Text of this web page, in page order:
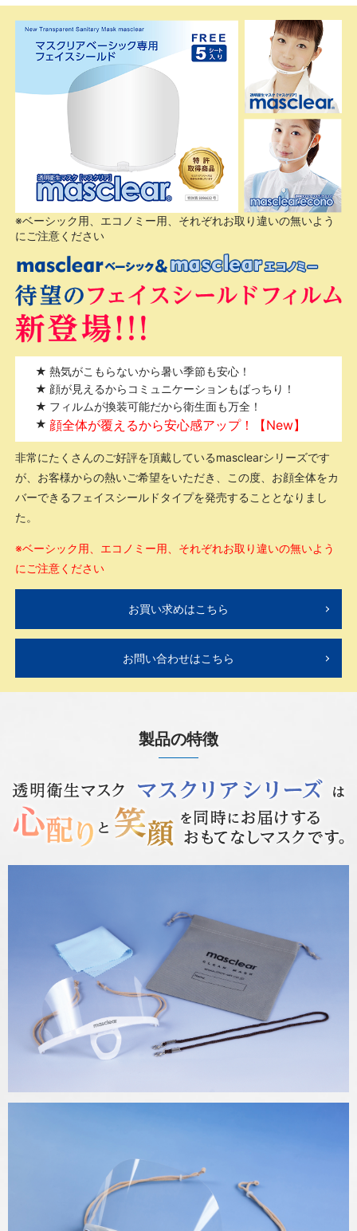
※ベーシック用、エコノミー用、それぞれお取り違いの無いよう
にご注意ください
熱気がこもらないから暑い季節も安心！
顔が見えるからコミュニケーションもばっちり！
フィルムが換装可能だから衛生面も万全！
顔全体が覆えるから安心感アップ！【New】
非常にたくさんのご好評を頂戴しているmasclearシリーズです
が、お客様からの熱いご希望をいただき、この度、お顔全体をカ
バーできるフェイスシールドタイプを発売することとなりまし
た。
※ベーシック用、エコノミー用、それぞれお取り違いの無いよう
にご注意ください
お買い求めはこちら
お問い合わせはこちら
製品の特徴